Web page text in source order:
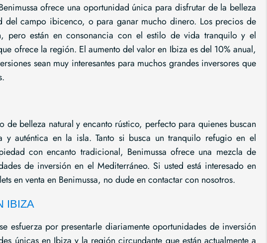
ofrece una oportunidad única para disfrutar de la belleza
del campo ibicenco, o para ganar mucho dinero. Los precios de
pero están en consonancia con el estilo de vida tranquilo y el
ofrece la región. El aumento del valor en Ibiza es del 10% anual,
sean muy interesantes para muchos grandes inversores que
de belleza natural y encanto rústico, perfecto para quienes buscan
y auténtica en la isla. Tanto si busca un tranquilo refugio en el
con encanto tradicional, Benimussa ofrece una mezcla de
de inversión en el Mediterráneo. Si usted está interesado en
en venta en Benimussa, no dude en contactar con nosotros.
IBIZA
esfuerza por presentarle diariamente oportunidades de inversión
únicas en Ibiza y la región circundante que están actualmente a